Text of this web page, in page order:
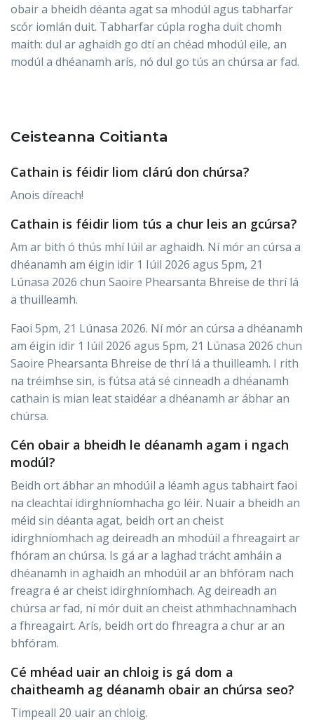
obair a bheidh déanta agat sa mhodúl agus tabharfar
scór iomlán duit. Tabharfar cúpla rogha duit chomh
maith: dul ar aghaidh go dtí an chéad mhodúl eile, an
modúl a dhéanamh arís, nó dul go tús an chúrsa ar fad.
Ceisteanna Coitianta
Cathain is féidir liom clárú don chúrsa?
Anois díreach!
Cathain is féidir liom tús a chur leis an gcúrsa?
Am ar bith ó thús mhí Iúil ar aghaidh. Ní mór an cúrsa a
dhéanamh am éigin idir 1 Iúil 2026 agus 5pm, 21
Lúnasa 2026 chun Saoire Phearsanta Bhreise de thrí lá
a thuilleamh.
Faoi 5pm, 21 Lúnasa 2026. Ní mór an cúrsa a dhéanamh
am éigin idir 1 Iúil 2026 agus 5pm, 21 Lúnasa 2026 chun
Saoire Phearsanta Bhreise de thrí lá a thuilleamh. I rith
na tréimhse sin, is fútsa atá sé cinneadh a dhéanamh
cathain is mian leat staidéar a dhéanamh ar ábhar an
chúrsa.
Cén obair a bheidh le déanamh agam i ngach
modúl?
Beidh ort ábhar an mhodúil a léamh agus tabhairt faoi
na cleachtaí idirghníomhacha go léir. Nuair a bheidh an
méid sin déanta agat, beidh ort an cheist
idirghníomhach ag deireadh an mhodúil a fhreagairt ar
fhóram an chúrsa. Is gá ar a laghad trácht amháin a
dhéanamh in aghaidh an mhodúil ar an bhfóram nach
freagra é ar cheist idirghníomhach. Ag deireadh an
chúrsa ar fad, ní mór duit an cheist athmhachnamhach
a fhreagairt. Arís, beidh ort do fhreagra a chur ar an
bhfóram.
Cé mhéad uair an chloig is gá dom a
chaitheamh ag déanamh obair an chúrsa seo?
Timpeall 20 uair an chloig.